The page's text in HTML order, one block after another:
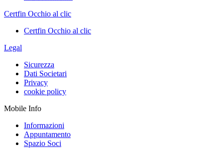
Certfin Occhio al clic
Certfin Occhio al clic
Legal
Sicurezza
Dati Societari
Privacy
cookie policy
Mobile Info
Informazioni
Appuntamento
Spazio Soci